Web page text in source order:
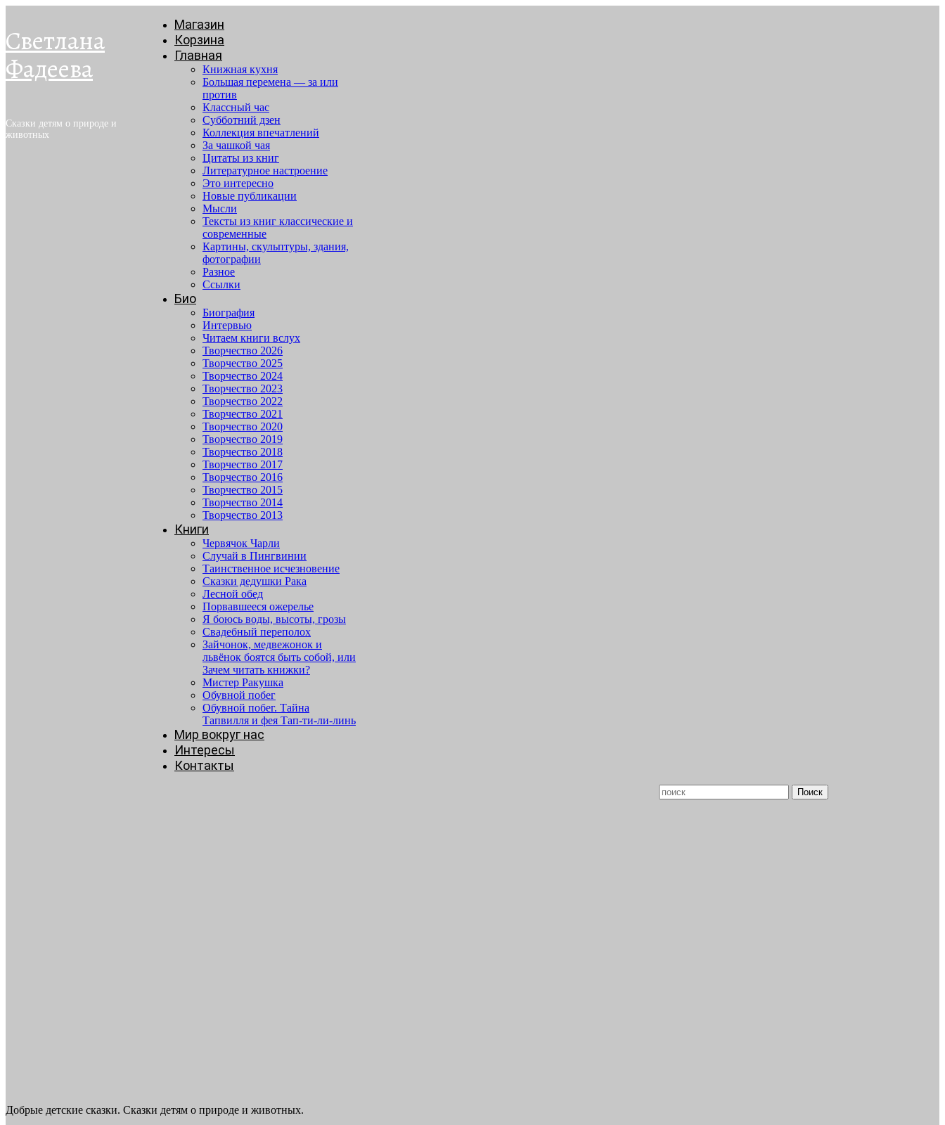
Светлана
Фадеева
Сказки детям о природе и
животных
Магазин
Корзина
Главная
Книжная кухня
Большая перемена — за или
против
Классный час
Субботний дзен
Коллекция впечатлений
За чашкой чая
Цитаты из книг
Литературное настроение
Это интересно
Новые публикации
Мысли
Тексты из книг классические и
современные
Картины, скульптуры, здания,
фотографии
Разное
Ссылки
Био
Биография
Интервью
Читаем книги вслух
Творчество 2026
Творчество 2025
Творчество 2024
Творчество 2023
Творчество 2022
Творчество 2021
Творчество 2020
Творчество 2019
Творчество 2018
Творчество 2017
Творчество 2016
Творчество 2015
Творчество 2014
Творчество 2013
Книги
Червячок Чарли
Случай в Пингвинии
Таинственное исчезновение
Сказки дедушки Рака
Лесной обед
Порвавшееся ожерелье
Я боюсь воды, высоты, грозы
Свадебный переполох
Зайчонок, медвежонок и
львёнок боятся быть собой, или
Зачем читать книжки?
Мистер Ракушка
Обувной побег
Обувной побег. Тайна
Тапвилля и фея Тап-ти-ли-линь
Мир вокруг нас
Интересы
Контакты
Добрые детские сказки. Сказки детям о природе и животных.